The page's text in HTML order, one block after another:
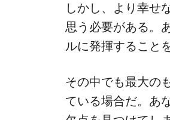
しかし、より幸せ
思う必要がある。
ルに発揮すること
その中でも最大の
ている場合だ。あ